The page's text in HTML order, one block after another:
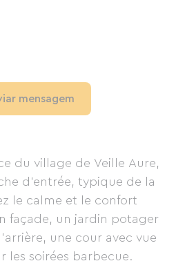
du village de Veille Aure,
d’entrée, typique de la
le calme et le confort
façade, un jardin potager
une cour avec vue
les soirées barbecue.
mensagem